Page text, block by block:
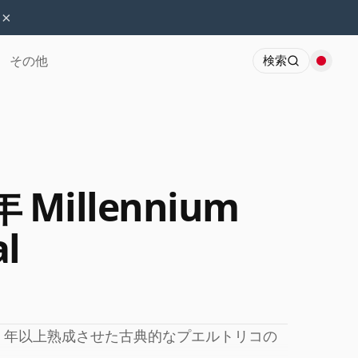
×
その他 検索
Millennium
以上熟成させた古典的なプエルトリコの